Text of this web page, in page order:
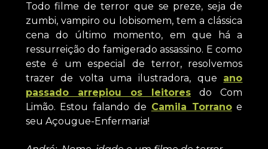
Todo filme de terror que se preze, seja de
zumbi, vampiro ou lobisomem, tem a clássica
cena do último momento, em que há a
ressurreição do famigerado assassino. E como
este é um especial de terror, resolvemos
trazer de volta uma ilustradora, que ano
passado arrepiou os leitores do Com
Limão. Estou falando de Camila Torranoe
seu Açougue-Enfermaria!